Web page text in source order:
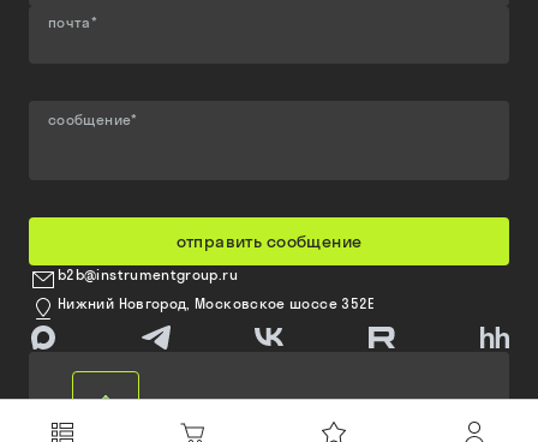
почта*
сообщение*
отправить сообщение
b2b@instrumentgroup.ru
Нижний Новгород, Московское шоссе 352Е